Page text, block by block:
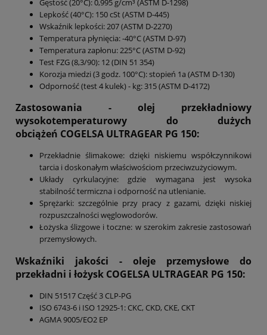
Gęstość (20°C): 0,995 g/cm³ (ASTM D-1298)
Lepkość (40°C): 150 cSt (ASTM D-445)
Wskaźnik lepkości: 207 (ASTM D-2270)
Temperatura płynięcia: -40°C (ASTM D-97)
Temperatura zapłonu: 225°C (ASTM D-92)
Test FZG (8,3/90): 12 (DIN 51 354)
Korozja miedzi (3 godz. 100°C): stopień 1a (ASTM D-130)
Odporność (test 4 kulek) - kg: 315 (ASTM D-4172)
Zastosowania - olej przekładniowy
wysokotemperaturowy do dużych
obciążeń COGELSA ULTRAGEAR PG 150:
Przekładnie ślimakowe: dzięki niskiemu współczynnikowi
tarcia i doskonałym właściwościom przeciwzużyciowym.
Układy cyrkulacyjne: gdzie wymagana jest wysoka
stabilność termiczna i odporność na utlenianie.
Sprężarki: szczególnie przy pracy z gazami, dzięki niskiej
rozpuszczalności węglowodorów.
Łożyska ślizgowe i toczne: w szerokim zakresie zastosowań
przemysłowych.
Wskaźniki jakości - oleje przemysłowe do
przekładni i łożysk COGELSA ULTRAGEAR PG 150:
DIN 51517 Część 3 CLP-PG
ISO 6743-6 i ISO 12925-1: CKC, CKD, CKE, CKT
AGMA 9005/EO2 EP